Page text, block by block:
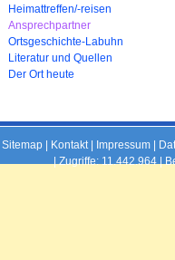
überspringen
Heimattreffen/-reisen
Ansprechpartner
Ortsgeschichte-Labuhn
Literatur und Quellen
Der Ort heute
Sitemap| Kontakt| Impressum|
| Zugriffe: 11.442.964 |